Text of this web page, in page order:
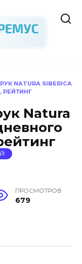
NATURA SIBERICA
Natura
ПРОСМОТРОВ
679